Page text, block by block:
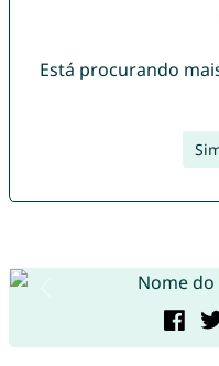
Está procurando